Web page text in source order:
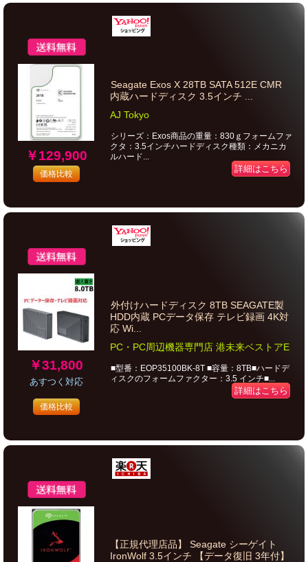
￥129,900
価格比較
Seagate Exos X 28TB SATA 512E CMR
内蔵ハードディスク 3.5インチ ...
AJ Tokyo
シリーズ：Exos商品の重量：830ｇフォームファ
クタ：3.5インチハードディスク種類：メカニカ
ルハード...
詳細はこちら
￥31,800
あすつく対応
価格比較
外付けハードディスク 8TB SEAGATE製
HDD内蔵 PCデータ保存 テレビ録画 4K対
応 Wi...
PC・PC周辺機器専門店 港未来ベストアE
■型番：EOP35100BK-8T ■容量：8TB■ハードデ
ィスクのフォームファクター：3.5 インチ■...
詳細はこちら
【正規代理店品】 Seagate シーゲイト
IronWolf 3.5インチ 【データ復旧 3年付】